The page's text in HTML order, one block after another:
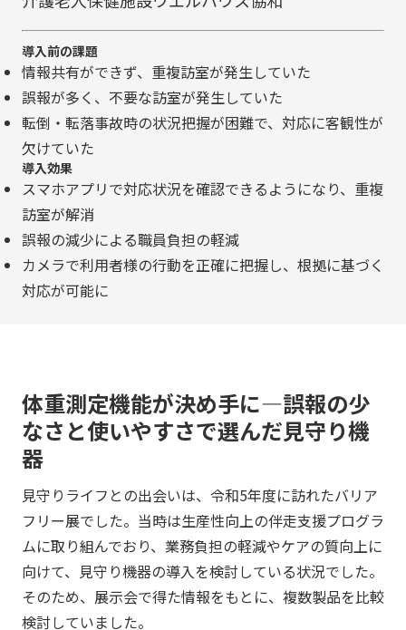
導入前の課題
情報共有ができず、重複訪室が発生していた
誤報が多く、不要な訪室が発生していた
転倒・転落事故時の状況把握が困難で、対応に客観性が
欠けていた
導入効果
スマホアプリで対応状況を確認できるようになり、重複
訪室が解消
誤報の減少による職員負担の軽減
カメラで利用者様の行動を正確に把握し、根拠に基づく
対応が可能に
体重測定機能が決め手に―誤報の少
なさと使いやすさで選んだ見守り機
器
見守りライフとの出会いは、令和5年度に訪れたバリア
フリー展でした。当時は生産性向上の伴走支援プログラ
ムに取り組んでおり、業務負担の軽減やケアの質向上に
向けて、見守り機器の導入を検討している状況でした。
そのため、展示会で得た情報をもとに、複数製品を比較
検討していました。